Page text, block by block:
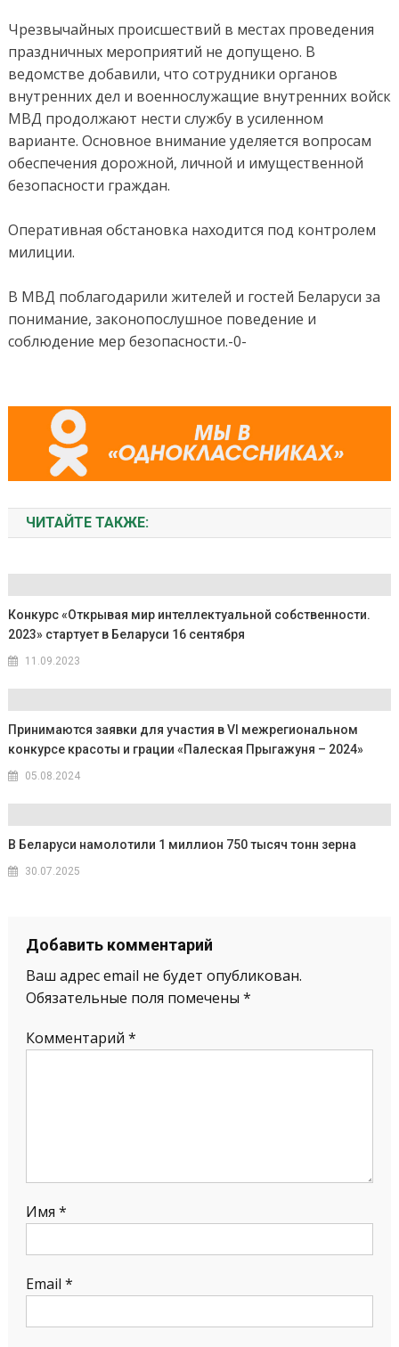
местах
не
Чрезвычайных происшествий в местах проведения
праздничных мероприятий не допущено. В
ведомстве добавили, что сотрудники органов
внутренних дел и военнослужащие внутренних войск
МВД продолжают нести службу в усиленном
варианте. Основное внимание уделяется вопросам
обеспечения дорожной, личной и имущественной
безопасности граждан.
Оперативная обстановка находится под контролем
милиции.
В МВД поблагодарили жителей и гостей Беларуси за
понимание, законопослушное поведение и
соблюдение мер безопасности.-0-
ЧИТАЙТЕ ТАКЖЕ:
Конкурс «Открывая мир интеллектуальной собственности.
2023» стартует в Беларуси 16 сентября
11.09.2023
Принимаются заявки для участия в VI межрегиональном
конкурсе красоты и грации «Палеская Прыгажуня – 2024»
05.08.2024
В Беларуси намолотили 1 миллион 750 тысяч тонн зерна
30.07.2025
Добавить комментарий
Ваш адрес email не будет опубликован.
Обязательные поля помечены *
Комментарий *
Имя *
Email *